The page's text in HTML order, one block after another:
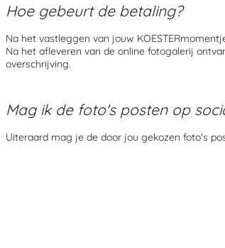
Hoe gebeurt de betaling?
Na het vastleggen van jouw
Na het afleveren van de online fotogalerij
overschrijving.
Mag ik de foto's posten op
Uiteraard mag je de door jou gekozen foto's